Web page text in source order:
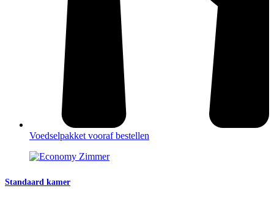
Voedselpakket vooraf bestellen
Standaard kamer